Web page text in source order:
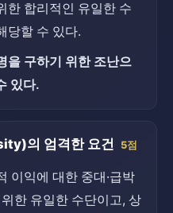
한 합리적인 유일한 수
당할 수 있다.
을 구하기 위한 조난으
있다.
의 엄격한 요건 5점
이익에 대한 중대·급박
한 유일한 수단이고, 상